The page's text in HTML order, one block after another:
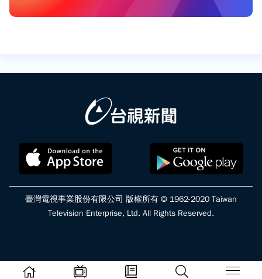
臺灣電視事業股份有限公司 版權所有 © 1962-2020 Taiwan
Television Enterprise, Ltd. All Rights Reserved.